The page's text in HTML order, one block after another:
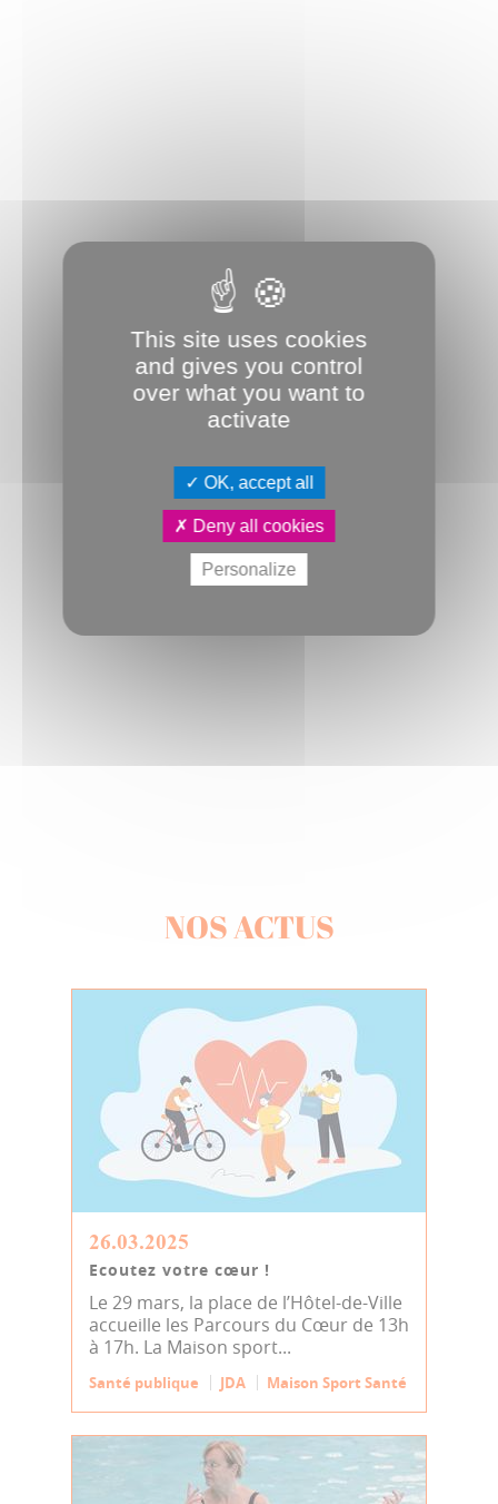
NOS ACTUS
26.03.2025
Ecoutez votre cœur !
Le 29 mars, la place de l’Hôtel-de-Ville
accueille les Parcours du Cœur de 13h
à 17h. La Maison sport...
Santé publique JDA Maison Sport Santé
This site uses cookies
and gives you control
over what you want to
activate
OK, accept all
Deny all cookies
Personalize